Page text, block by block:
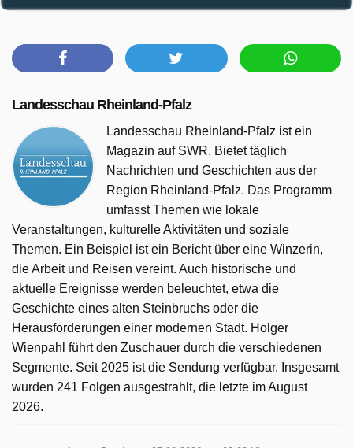
Landesschau Rheinland-Pfalz
Landesschau Rheinland-Pfalz ist ein
Magazin auf SWR. Bietet täglich
Nachrichten und Geschichten aus der
Region Rheinland-Pfalz. Das Programm
umfasst Themen wie lokale
Veranstaltungen, kulturelle Aktivitäten und soziale
Themen. Ein Beispiel ist ein Bericht über eine Winzerin,
die Arbeit und Reisen vereint. Auch historische und
aktuelle Ereignisse werden beleuchtet, etwa die
Geschichte eines alten Steinbruchs oder die
Herausforderungen einer modernen Stadt. Holger
Wienpahl führt den Zuschauer durch die verschiedenen
Segmente. Seit 2025 ist die Sendung verfügbar. Insgesamt
wurden 241 Folgen ausgestrahlt, die letzte im August
2026.